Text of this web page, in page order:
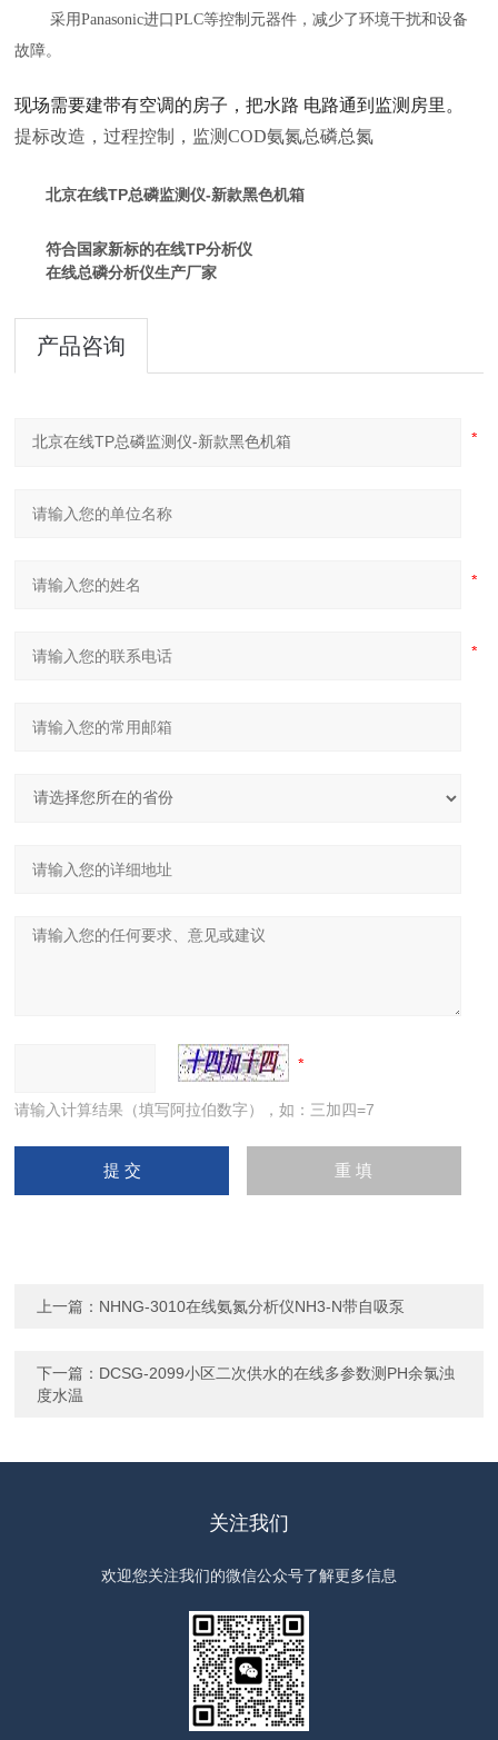
采用Panasonic进口PLC等控制元器件，减少了环境干扰和设备
故障。
现场需要建带有空调的房子，把水路 电路通到监测房里。
提标改造，过程控制，监测COD氨氮总磷总氮
北京在线TP总磷监测仪-新款黑色机箱
符合国家新标的在线TP分析仪
在线总磷分析仪生产厂家
产品咨询
请输入计算结果（填写阿拉伯数字），如：三加四=7
上一篇： NHNG-3010在线氨氮分析仪NH3-N带自吸泵
下一篇： DCSG-2099小区二次供水的在线多参数测PH余氯浊
度水温
关注我们
欢迎您关注我们的微信公众号了解更多信息